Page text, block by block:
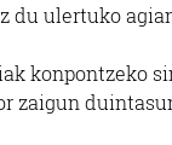
du ulertuko
konpontzeko
zaigun